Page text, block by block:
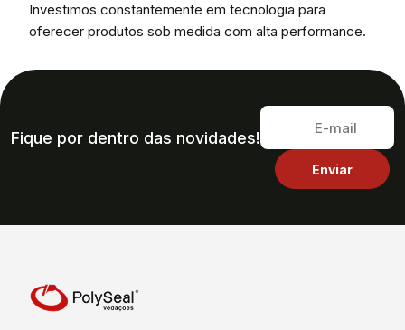
Investimos constantemente em tecnologia para
oferecer produtos sob medida com alta performance.
Fique por dentro das novidades!